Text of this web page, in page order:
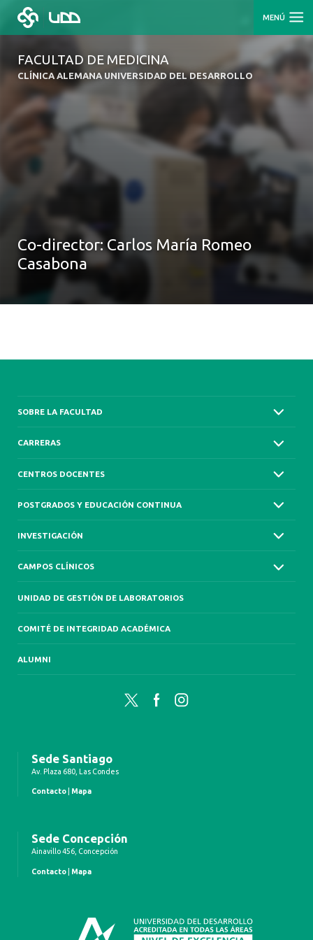
MENÚ
FACULTAD DE MEDICINA
CLÍNICA ALEMANA UNIVERSIDAD DEL DESARROLLO
Co-director: Carlos María Romeo
Casabona
SOBRE LA FACULTAD
CARRERAS
CENTROS DOCENTES
POSTGRADOS Y EDUCACIÓN CONTINUA
INVESTIGACIÓN
CAMPOS CLÍNICOS
UNIDAD DE GESTIÓN DE LABORATORIOS
COMITÉ DE INTEGRIDAD ACADÉMICA
ALUMNI
Twitter FacebookInstagram
Sede Santiago
Av. Plaza 680, Las Condes
Contacto Mapa
Sede Concepción
Ainavillo 456, Concepción
Contacto Mapa